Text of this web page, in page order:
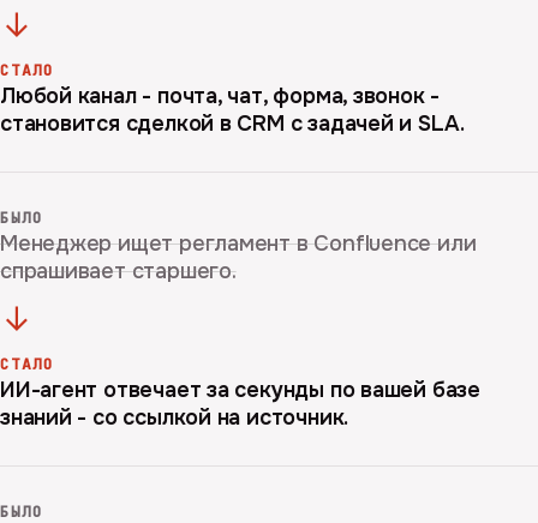
СТАЛО
Любой канал - почта, чат, форма, звонок -
становится сделкой в CRM с задачей и SLA.
БЫЛО
Менеджер ищет регламент в Confluence или
спрашивает старшего.
СТАЛО
ИИ-агент отвечает за секунды по вашей базе
знаний - со ссылкой на источник.
БЫЛО